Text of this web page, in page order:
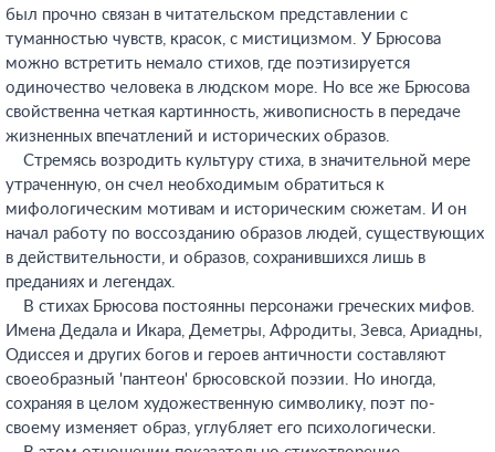
был прочно связан в читательском представлении с
туманностью чувств, красок, с мистицизмом. У Брюсова
можно встретить немало стихов, где поэтизируется
одиночество человека в людском море. Но все же Брюсова
свойственна четкая картинность, живописность в передаче
жизненных впечатлений и исторических образов.
Стремясь возродить культуру стиха, в значительной мере
утраченную, он счел необходимым обратиться к
мифологическим мотивам и историческим сюжетам. И он
начал работу по воссозданию образов людей, существующих
в действительности, и образов, сохранившихся лишь в
преданиях и легендах.
В стихах Брюсова постоянны персонажи греческих мифов.
Имена Дедала и Икара, Деметры, Афродиты, Зевса, Ариадны,
Одиссея и других богов и героев античности составляют
своеобразный 'пантеон' брюсовской поэзии. Но иногда,
сохраняя в целом художественную символику, поэт по-
своему изменяет образ, углубляет его психологически.